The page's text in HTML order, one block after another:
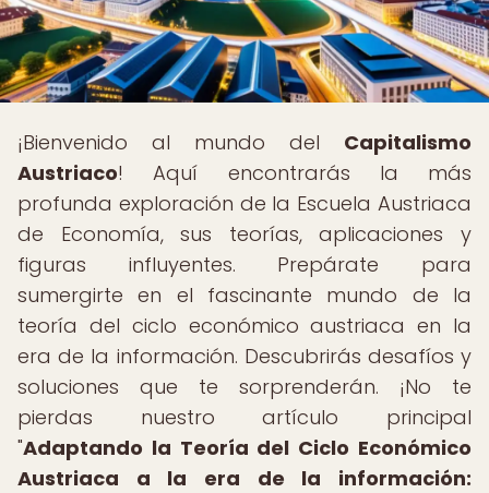
¡Bienvenido al mundo del Capitalismo
Austriaco! Aquí encontrarás la más
profunda exploración de la Escuela Austriaca
de Economía, sus teorías, aplicaciones y
figuras influyentes. Prepárate para
sumergirte en el fascinante mundo de la
teoría del ciclo económico austriaca en la
era de la información. Descubrirás desafíos y
soluciones que te sorprenderán. ¡No te
pierdas nuestro artículo principal
"Adaptando la Teoría del Ciclo Económico
Austriaca a la era de la información: